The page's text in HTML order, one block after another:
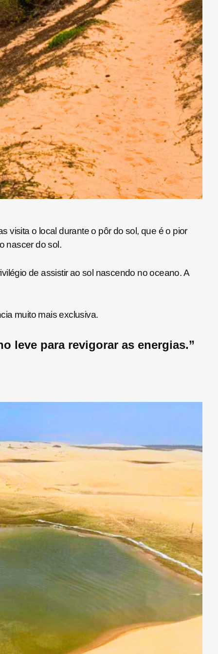
visita o local durante o pôr do sol, que é o pior
nascer do sol.
de assistir ao sol nascendo no oceano. A
muito mais exclusiva.
leve para revigorar as energias.”